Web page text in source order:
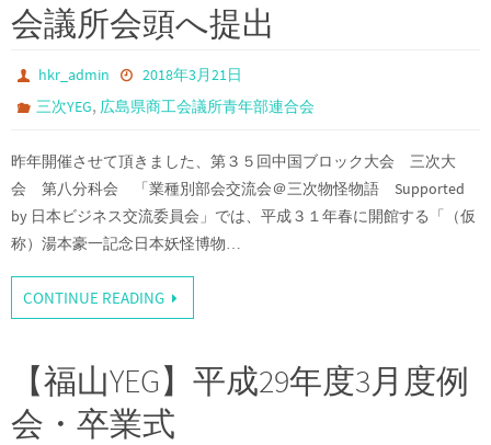
会議所会頭へ提出
hkr_admin
2018年3月21日
三次YEG, 広島県商工会議所青年部連合会
昨年開催させて頂きました、第３５回中国ブロック大会 三次大
会 第八分科会 「業種別部会交流会＠三次物怪物語 Supported
by 日本ビジネス交流委員会」では、平成３１年春に開館する「（仮
称）湯本豪一記念日本妖怪博物…
CONTINUE READING
【福山YEG】平成29年度3月度例
会・卒業式